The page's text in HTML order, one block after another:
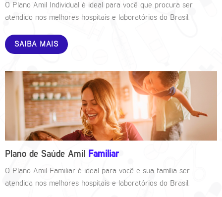
O Plano Amil Individual é ideal para você que procura ser
atendido nos melhores hospitais e laboratórios do Brasil.
SAIBA MAIS
Plano de Saúde Amil Familiar
O Plano Amil Familiar é ideal para você e sua família ser
atendida nos melhores hospitais e laboratórios do Brasil.